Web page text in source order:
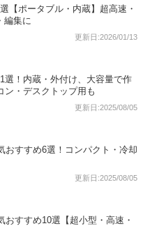
【ポータブル・内蔵】超高速・
編集に
更新日:2026/01/13
選！内蔵・外付け、大容量で作
ン・デスクトップ用も
更新日:2025/08/05
おすすめ6選！コンパクト・冷却
更新日:2025/08/05
すすめ10選【超小型・高速・